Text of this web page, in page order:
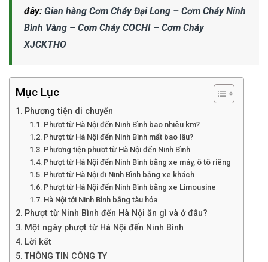
đây: Gian hàng Cơm Cháy Đại Long – Cơm Cháy Ninh
Bình Vàng – Cơm Cháy COCHI – Cơm Cháy
XJCKTHO
Mục Lục
Phương tiện di chuyển
Phượt từ Hà Nội đến Ninh Bình bao nhiêu km?
Phượt từ Hà Nội đến Ninh Bình mất bao lâu?
Phương tiện phượt từ Hà Nội đến Ninh Bình
Phượt từ Hà Nội đến Ninh Bình bằng xe máy, ô tô riêng
Phượt từ Hà Nội đi Ninh Bình bằng xe khách
Phượt từ Hà Nội đến Ninh Bình bằng xe Limousine
Hà Nội tới Ninh Bình bằng tàu hỏa
Phượt từ Ninh Bình đến Hà Nội ăn gì và ở đâu?
Một ngày phượt từ Hà Nội đến Ninh Bình
Lời kết
THÔNG TIN CÔNG TY